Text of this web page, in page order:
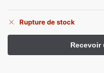
Rupture de stock